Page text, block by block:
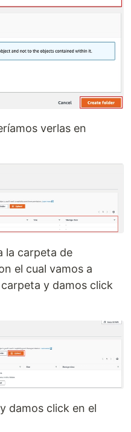
verlas en
la carpeta de
el cual vamos a
y damos click
y damos click en el